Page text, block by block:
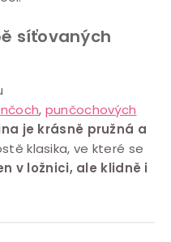
síťovaných
, punčochových
je krásně pružná a
klasika, ve které se
v ložnici, ale klidně i